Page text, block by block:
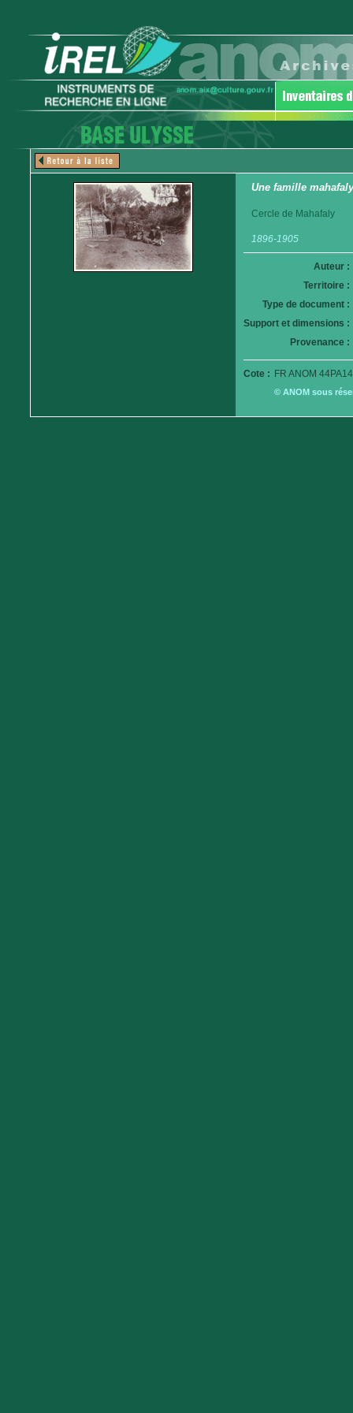
Une famille mahafaly
Cercle de Mahafaly
1896-1905
Auteur :
Territoire :
Type de document :
Support et dimensions :
Provenance :
Cote : FR ANOM
© ANOM sous